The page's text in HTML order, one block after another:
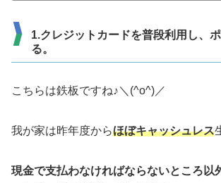
1.クレジットカードを普段利用し、
る。
こちらは鉄板ですね♪＼(^o^)／
我が家は昨年度からほぼキャッシュレス
現金で支払わなければならないところ以